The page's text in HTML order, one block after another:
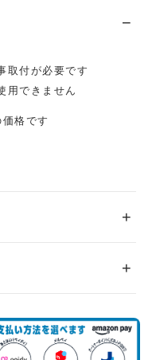
取付が必要です
用できません
格です